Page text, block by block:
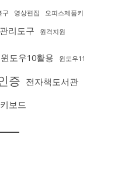
구 영상편집 오피스제품키
리도구 원격지원
윈도우10활용 윈도우11
증 전자책도서관
보드